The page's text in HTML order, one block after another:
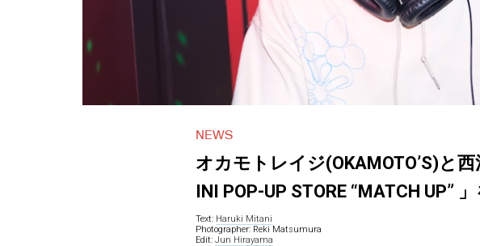
NEWS
オカモトレイジ(OKAMOTO’S)と
INI POP-UP STORE “MATCH UP”
Text: Haruki Mitani
Photographer: Reki Matsumura
Edit: Jun Hirayama